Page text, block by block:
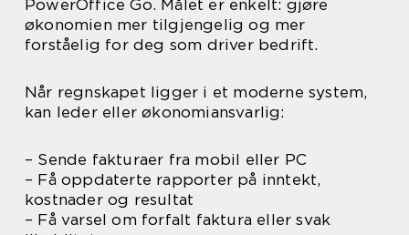
PowerOffice Go. Målet er enkelt: gjøre
økonomien mer tilgjengelig og mer
forståelig for deg som driver bedrift.
Når regnskapet ligger i et moderne system,
kan leder eller økonomiansvarlig:
– Sende fakturaer fra mobil eller PC
– Få oppdaterte rapporter på inntekt,
kostnader og resultat
– Få varsel om forfalt faktura eller svak